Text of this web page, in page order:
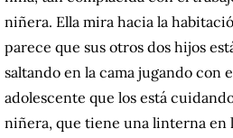
niñera. Ella mira hacia la
parece que sus otros dos hijos
saltando en la cama jugando con
adolescente que los está
niñera, que tiene una linterna en